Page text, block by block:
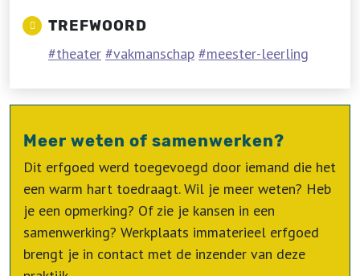
TREFWOORD
theater vakmanschap meester-leerling
Meer weten of samenwerken?
Dit erfgoed werd toegevoegd door iemand die het
een warm hart toedraagt. Wil je meer weten? Heb
je een opmerking? Of zie je kansen in een
samenwerking? Werkplaats immaterieel erfgoed
brengt je in contact met de inzender van deze